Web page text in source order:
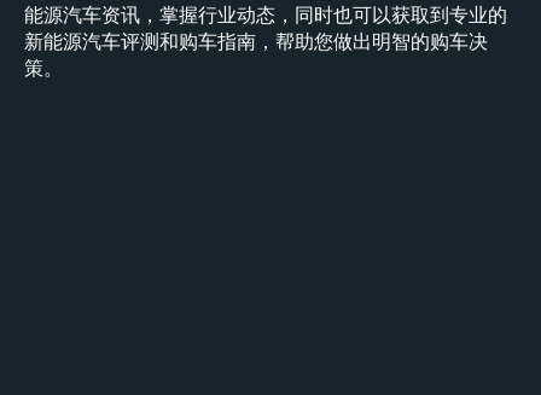
能源汽车资讯，掌握行业动态，同时也可以获取到专业的
新能源汽车评测和购车指南，帮助您做出明智的购车决
策。